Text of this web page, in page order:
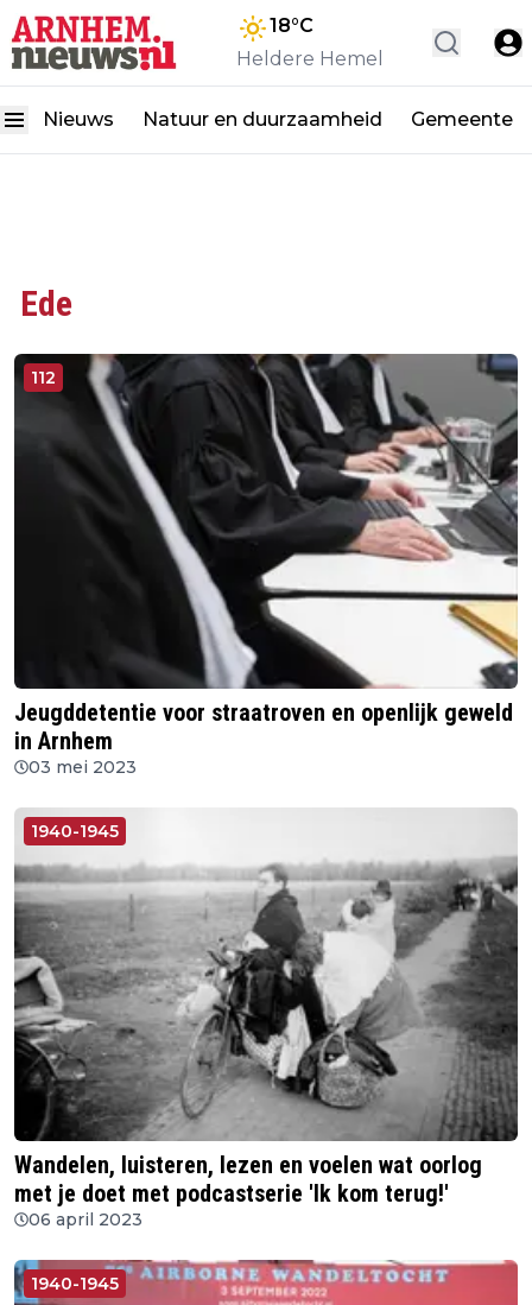
18°C
Heldere Hemel
Nieuws Natuur en duurzaamheid Gemeente
Ede
112
Jeugddetentie voor straatroven en openlijk geweld
in Arnhem
03 mei 2023
1940-1945
Wandelen, luisteren, lezen en voelen wat oorlog
met je doet met podcastserie 'Ik kom terug!'
06 april 2023
1940-1945